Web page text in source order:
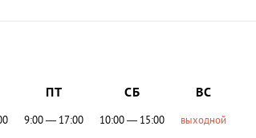
ПТ
9:00 — 17:00
СБ
10:00 — 15:00
ВС
выходной